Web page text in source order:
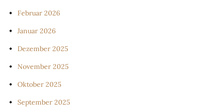
Februar 2026
Januar 2026
Dezember 2025
November 2025
Oktober 2025
September 2025